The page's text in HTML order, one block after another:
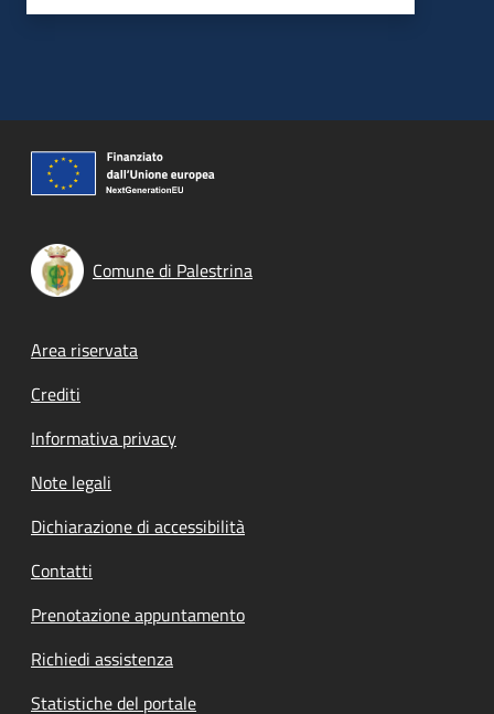
Comune di Palestrina
Footer menu
Area riservata
Crediti
Informativa privacy
Note legali
Dichiarazione di accessibilità
Contatti
Prenotazione appuntamento
Richiedi assistenza
Statistiche del portale